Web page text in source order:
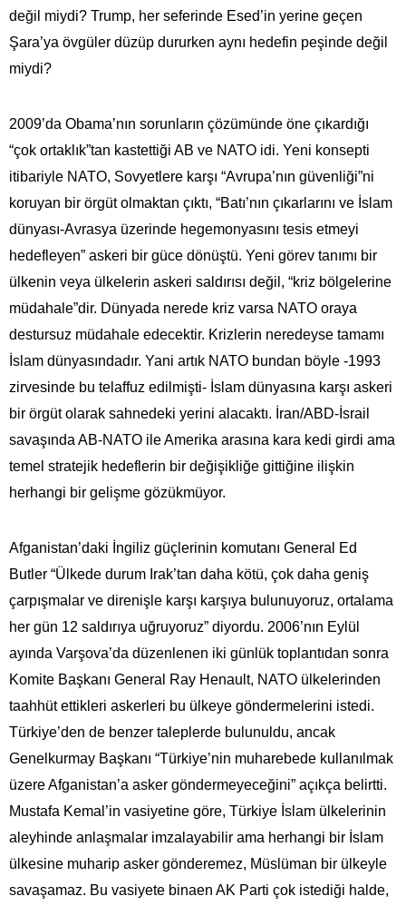
değil miydi? Trump, her seferinde Esed’in yerine geçen
Şara’ya övgüler düzüp dururken aynı hedefin peşinde değil
miydi?
2009’da Obama’nın sorunların çözümünde öne çıkardığı
“çok ortaklık”tan kastettiği AB ve NATO idi. Yeni konsepti
itibariyle NATO, Sovyetlere karşı “Avrupa’nın güvenliği”ni
koruyan bir örgüt olmaktan çıktı, “Batı’nın çıkarlarını ve İslam
dünyası-Avrasya üzerinde hegemonyasını tesis etmeyi
hedefleyen” askeri bir güce dönüştü. Yeni görev tanımı bir
ülkenin veya ülkelerin askeri saldırısı değil, “kriz bölgelerine
müdahale”dir. Dünyada nerede kriz varsa NATO oraya
destursuz müdahale edecektir. Krizlerin neredeyse tamamı
İslam dünyasındadır. Yani artık NATO bundan böyle -1993
zirvesinde bu telaffuz edilmişti- İslam dünyasına karşı askeri
bir örgüt olarak sahnedeki yerini alacaktı. İran/ABD-İsrail
savaşında AB-NATO ile Amerika arasına kara kedi girdi ama
temel stratejik hedeflerin bir değişikliğe gittiğine ilişkin
herhangi bir gelişme gözükmüyor.
Afganistan’daki İngiliz güçlerinin komutanı General Ed
Butler “Ülkede durum Irak’tan daha kötü, çok daha geniş
çarpışmalar ve direnişle karşı karşıya bulunuyoruz, ortalama
her gün 12 saldırıya uğruyoruz” diyordu. 2006’nın Eylül
ayında Varşova’da düzenlenen iki günlük toplantıdan sonra
Komite Başkanı General Ray Henault, NATO ülkelerinden
taahhüt ettikleri askerleri bu ülkeye göndermelerini istedi.
Türkiye’den de benzer taleplerde bulunuldu, ancak
Genelkurmay Başkanı “Türkiye’nin muharebede kullanılmak
üzere Afganistan’a asker göndermeyeceğini” açıkça belirtti.
Mustafa Kemal’in vasiyetine göre, Türkiye İslam ülkelerinin
aleyhinde anlaşmalar imzalayabilir ama herhangi bir İslam
ülkesine muharip asker gönderemez, Müslüman bir ülkeyle
savaşamaz. Bu vasiyete binaen AK Parti çok istediği halde,